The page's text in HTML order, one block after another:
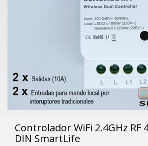
Controlador WiFi 2.4GHz RF
DIN SmartLife